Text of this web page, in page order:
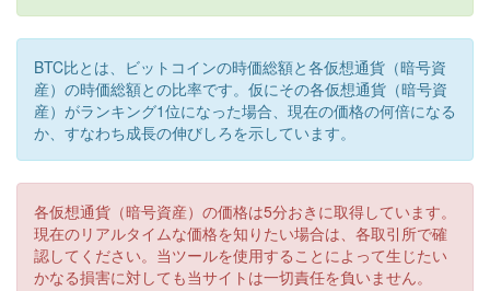
BTC比とは、ビットコインの時価総額と各仮想通貨（暗号資
産）の時価総額との比率です。仮にその各仮想通貨（暗号資
産）がランキング1位になった場合、現在の価格の何倍になる
か、すなわち成長の伸びしろを示しています。
各仮想通貨（暗号資産）の価格は5分おきに取得しています。
現在のリアルタイムな価格を知りたい場合は、各取引所で確
認してください。当ツールを使用することによって生じたい
かなる損害に対しても当サイトは一切責任を負いません。